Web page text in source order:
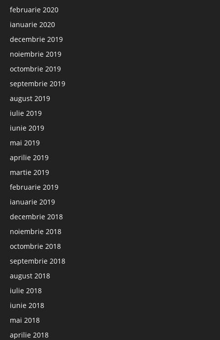
februarie 2020
ianuarie 2020
decembrie 2019
noiembrie 2019
octombrie 2019
septembrie 2019
august 2019
iulie 2019
iunie 2019
mai 2019
aprilie 2019
martie 2019
februarie 2019
ianuarie 2019
decembrie 2018
noiembrie 2018
octombrie 2018
septembrie 2018
august 2018
iulie 2018
iunie 2018
mai 2018
aprilie 2018